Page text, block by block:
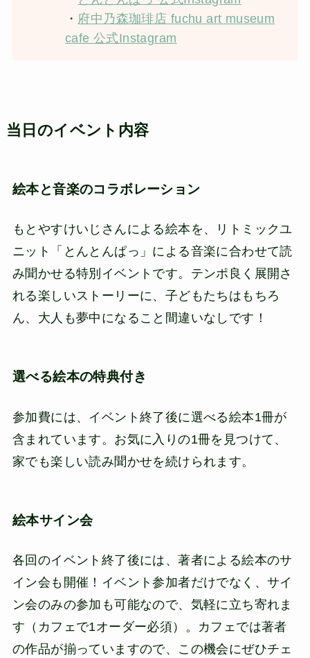
・ 府中乃森珈琲店 fuchu art museum
cafe 公式Instagram
当日のイベント内容
絵本と音楽のコラボレーション
もとやすけいじさんによる絵本を、リトミックユ
ニット「とんとんぱっ」による音楽に合わせて読
み聞かせる特別イベントです。テンポ良く展開さ
れる楽しいストーリーに、子どもたちはもちろ
ん、大人も夢中になること間違いなしです！
選べる絵本の特典付き
参加費には、イベント終了後に選べる絵本1冊が
含まれています。お気に入りの1冊を見つけて、
家でも楽しい読み聞かせを続けられます。
絵本サイン会
各回のイベント終了後には、著者による絵本のサ
イン会も開催！イベント参加者だけでなく、サイ
ン会のみの参加も可能なので、気軽に立ち寄れま
す（カフェで1オーダー必須）。カフェでは著者
の作品が揃っていますので、この機会にぜひチェ